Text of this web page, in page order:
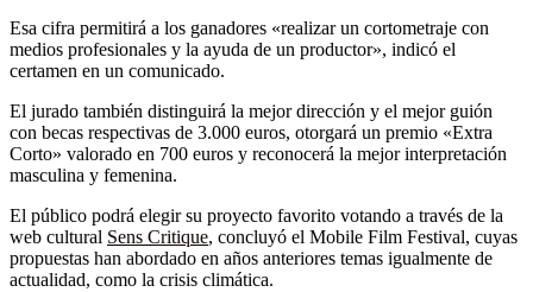
Esa cifra permitirá a los ganadores «realizar un cortometraje con
medios profesionales y la ayuda de un productor», indicó el
certamen en un comunicado.
El jurado también distinguirá la mejor dirección y el mejor guión
con becas respectivas de 3.000 euros, otorgará un premio «Extra
Corto» valorado en 700 euros y reconocerá la mejor interpretación
masculina y femenina.
El público podrá elegir su proyecto favorito votando a través de la
web cultural Sens Critique, concluyó el Mobile Film Festival, cuyas
propuestas han abordado en años anteriores temas igualmente de
actualidad, como la crisis climática.